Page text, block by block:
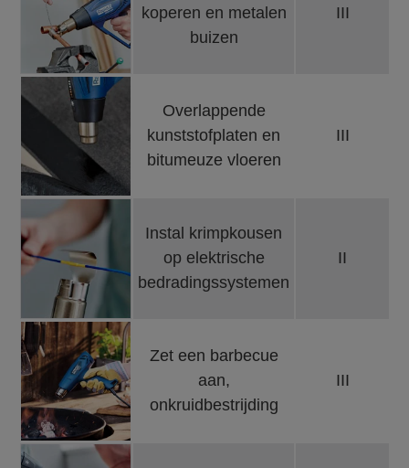
koperen en metalen
buizen
III
Overlappende
kunststofplaten en
bitumeuze vloeren
III
Instal krimpkousen
op elektrische
bedradingssystemen
II
Zet een barbecue
aan,
onkruidbestrijding
III